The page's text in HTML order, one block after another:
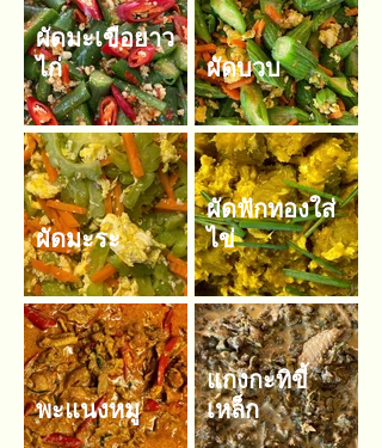
ผัดมะเขือยาว
ไก่
ผัดบวบ
ผัดมะระ
ผัดฟักทองใส่
ไข่
พะแนงหมู
แกงกะทิขี้
เหล็ก